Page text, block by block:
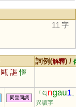
11 字
詞例(解釋) / 備
甌 謳 慪
同聲同調
「勾ngau1 」
異讀字